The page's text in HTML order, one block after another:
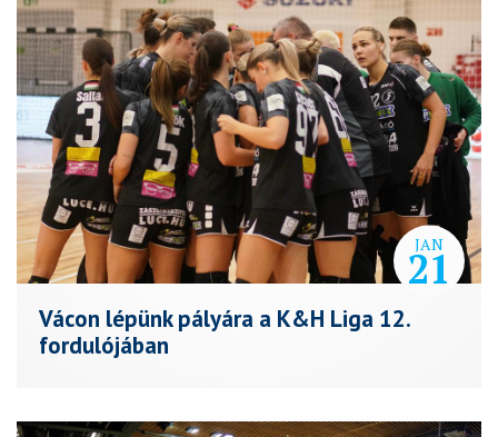
JAN
21
Vácon lépünk pályára a K&H Liga 12.
fordulójában